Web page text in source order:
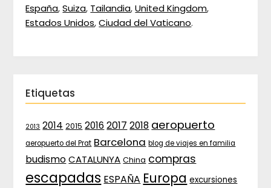
España,Suiza, Tailandia,United Kingdom,
Estados Unidos,Ciudad del Vaticano.
Etiquetas
2013 2014 2015 2016 2017 2018 aeropuerto
aeropuerto del Prat Barcelona blog de viajes en familia
budismo CATALUNYA China compras
escapadas ESPAÑA Europa excursiones